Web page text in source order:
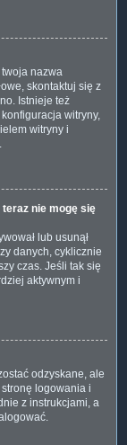
nazwa
skontaktuj się z
Istnieje też
witryny,
witryny i
nie mogę się
lub usunął
danych, cyklicznie
czas. Jeśli tak się
aktywnym i
odzyskane, ale
logowania i
z instrukcjami, a